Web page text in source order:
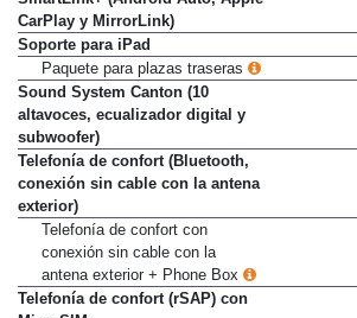
SmartLink+ (Android Auto, Apple
CarPlay y MirrorLink)
Soporte para iPad
Paquete para plazas traseras
Sound System Canton (10
altavoces, ecualizador digital y
subwoofer)
Telefonía de confort (Bluetooth,
conexión sin cable con la antena
exterior)
Telefonía de confort con
conexión sin cable con la
antena exterior + Phone Box